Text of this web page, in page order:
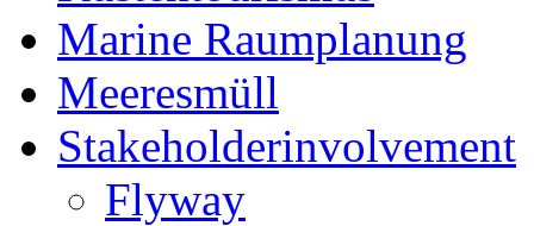
Marine Raumplanung
Meeresmüll
Stakeholderinvolvement
Flyway